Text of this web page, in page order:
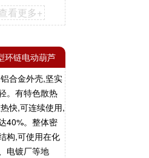
单梁、双梁，
龙门等起重机
看更多+
环链电动葫芦
合金外壳,坚实
。有特色散热
快,可连续使用,
40%。整体密
构,可使用在化
电镀厂等地